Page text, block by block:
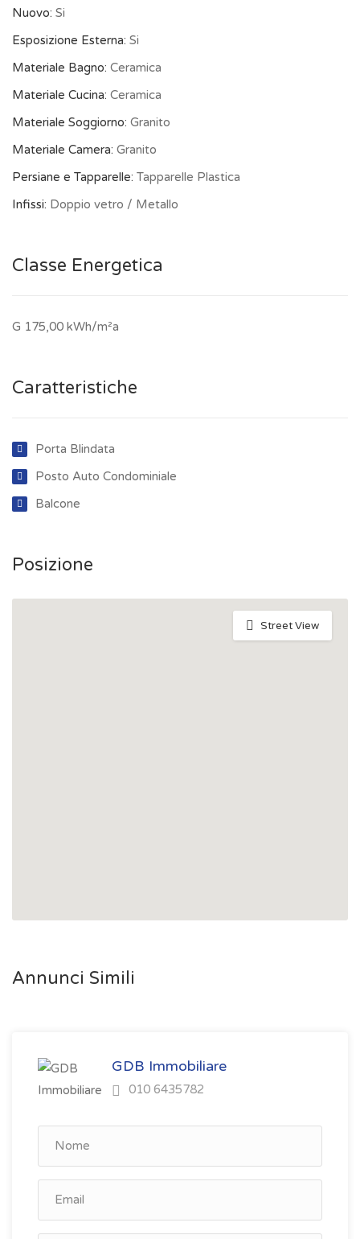
Nuovo: Si
Esposizione Esterna: Si
Materiale Bagno: Ceramica
Materiale Cucina: Ceramica
Materiale Soggiorno: Granito
Materiale Camera: Granito
Persiane e Tapparelle: Tapparelle Plastica
Infissi: Doppio vetro / Metallo
Classe Energetica
G 175,00 kWh/m²a
Caratteristiche
Porta Blindata
Posto Auto Condominiale
Balcone
Posizione
Street View
Annunci Simili
GDB Immobiliare
010 6435782